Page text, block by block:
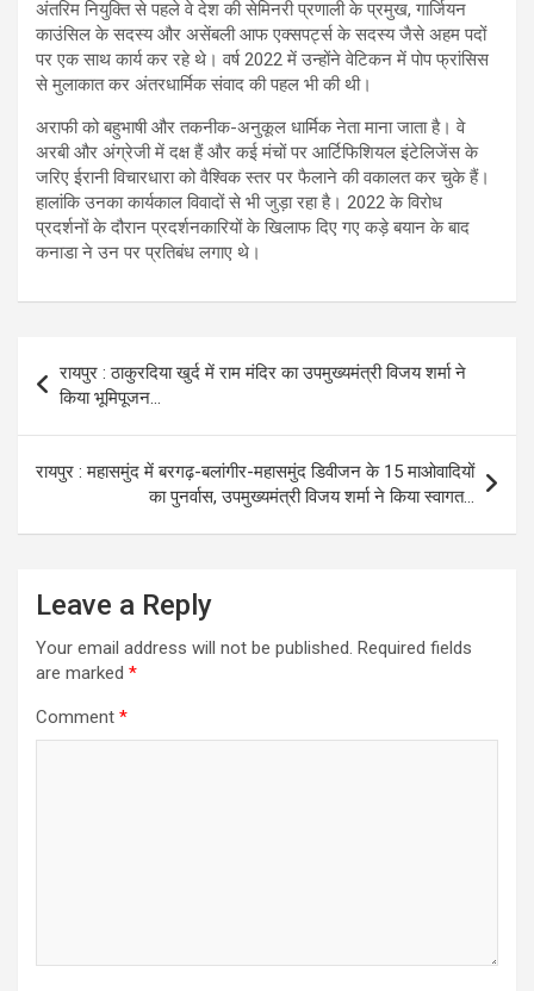
अंतरिम नियुक्ति से पहले वे देश की सेमिनरी प्रणाली के प्रमुख, गार्जियन
काउंसिल के सदस्य और असेंबली आफ एक्सपर्ट्स के सदस्य जैसे अहम पदों
पर एक साथ कार्य कर रहे थे। वर्ष 2022 में उन्होंने वेटिकन में पोप फ्रांसिस
से मुलाकात कर अंतरधार्मिक संवाद की पहल भी की थी।
अराफी को बहुभाषी और तकनीक-अनुकूल धार्मिक नेता माना जाता है। वे
अरबी और अंग्रेजी में दक्ष हैं और कई मंचों पर आर्टिफिशियल इंटेलिजेंस के
जरिए ईरानी विचारधारा को वैश्विक स्तर पर फैलाने की वकालत कर चुके हैं।
हालांकि उनका कार्यकाल विवादों से भी जुड़ा रहा है। 2022 के विरोध
प्रदर्शनों के दौरान प्रदर्शनकारियों के खिलाफ दिए गए कड़े बयान के बाद
कनाडा ने उन पर प्रतिबंध लगाए थे।
navigation
रायपुर : ठाकुरदिया खुर्द में राम मंदिर का उपमुख्यमंत्री विजय शर्मा ने
किया भूमिपूजन…
रायपुर : महासमुंद में बरगढ़-बलांगीर-महासमुंद डिवीजन के 15 माओवादियों
का पुनर्वास, उपमुख्यमंत्री विजय शर्मा ने किया स्वागत…
Leave a Reply
Your email address will not be published. Required fields
are marked *
Comment *